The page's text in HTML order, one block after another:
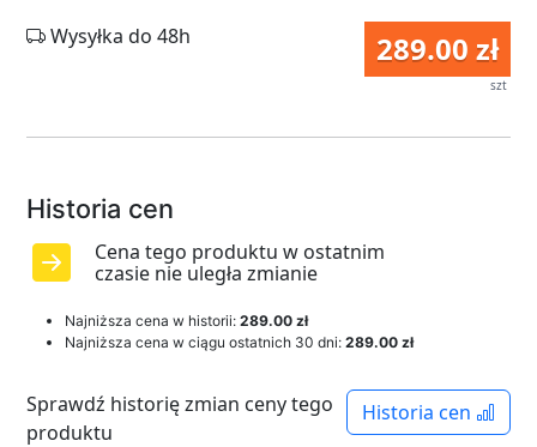
289.00 zł
szt
Wysyłka do 48h
Historia cen
Cena tego produktu w ostatnim
czasie nie uległa zmianie
Najniższa cena w historii: 289.00 zł
Najniższa cena w ciągu ostatnich 30 dni: 289.00 zł
Historia cen
Sprawdź historię zmian ceny tego
produktu